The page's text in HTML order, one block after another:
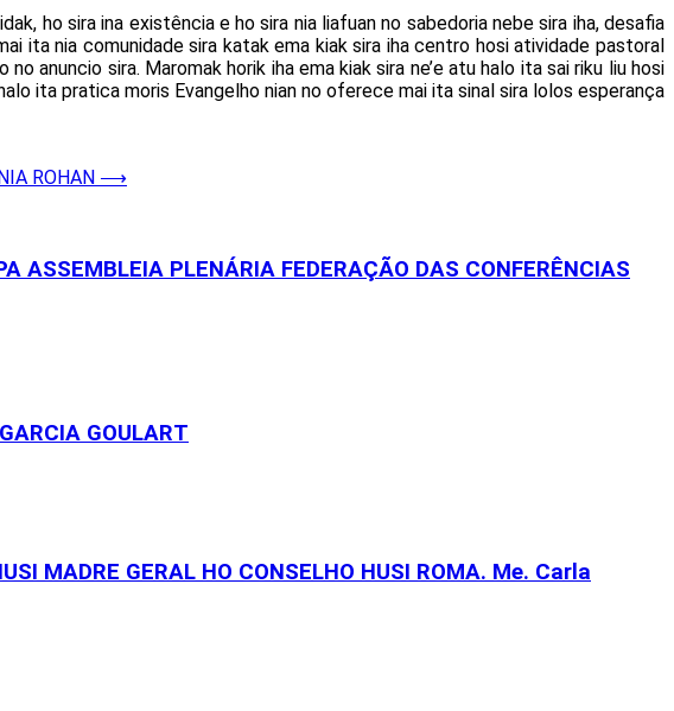
ho sira ina existência e ho sira nia liafuan no sabedoria nebe sira iha, desafia
ita nia comunidade sira katak ema kiak sira iha centro hosi atividade pastoral
anuncio sira. Maromak horik iha ema kiak sira ne’e atu halo ita sai riku liu hosi
ita pratica moris Evangelho nian no oferece mai ita sinal sira lolos esperança
ROHAN ⟶
ASSEMBLEIA PLENÁRIA FEDERAÇÃO DAS CONFERÊNCIAS
GOULART
MADRE GERAL HO CONSELHO HUSI ROMA. Me. Carla